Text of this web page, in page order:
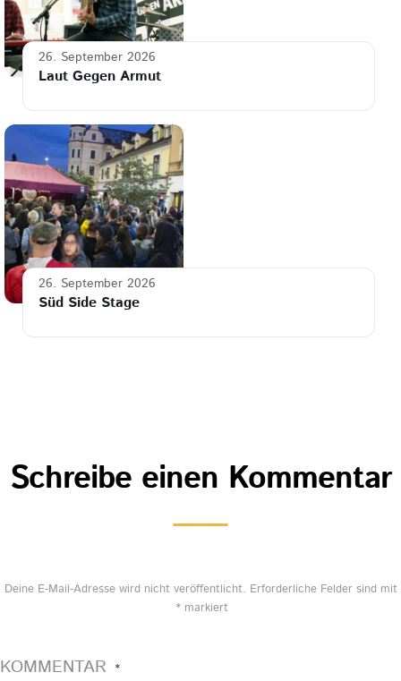
26. September 2026
Laut Gegen Armut
26. September 2026
Süd Side Stage
Schreibe einen Kommentar
Deine E-Mail-Adresse wird nicht veröffentlicht. Erforderliche Felder sind mit
* markiert
KOMMENTAR *